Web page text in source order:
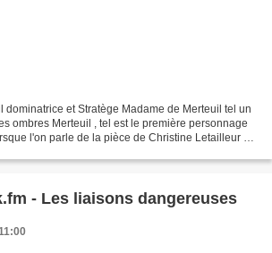
dominatrice et Stratège Madame de Merteuil tel un
personnage
l'on parle de la pièce de Christine Letailleur et
- Les liaisons dangereuses